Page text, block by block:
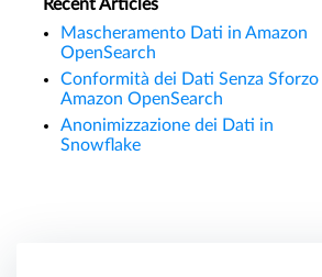
Recent Articles
Mascheramento Dati in Amazon
OpenSearch
Conformità dei Dati Senza Sforzo
Amazon OpenSearch
Anonimizzazione dei Dati in
Snowflake